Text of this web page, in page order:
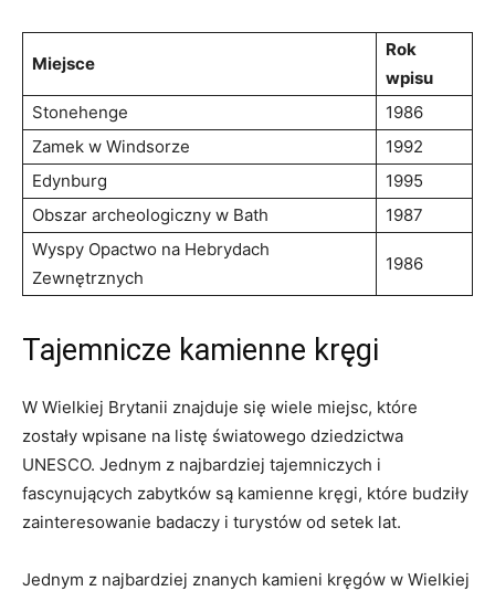
Miejsce
Rok
wpisu
Stonehenge
1986
Zamek w Windsorze
1992
Edynburg
1995
Obszar archeologiczny w⁣ Bath
1987
Wyspy Opactwo na Hebrydach
Zewnętrznych
1986
Tajemnicze kamienne kręgi
W​ Wielkiej Brytanii znajduje się wiele miejsc, ⁢które
zostały wpisane ⁣na listę światowego dziedzictwa
UNESCO.​ Jednym z najbardziej tajemniczych ⁢i
fascynujących⁢ zabytków są kamienne kręgi, ​które budziły
zainteresowanie badaczy i turystów⁢ od setek lat.
Jednym z najbardziej znanych kamieni kręgów w‍ Wielkiej